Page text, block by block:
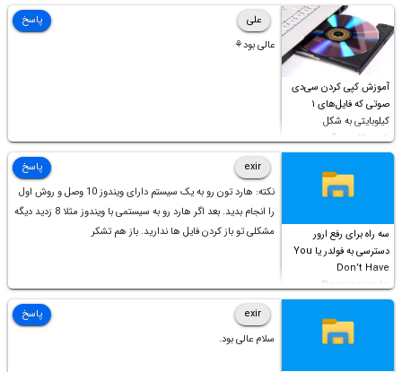
آموزش کپی کردن سی‌دی
صوتی که فایل‌های ۱
کیلوبایتی به شکل
شورت‌کات در آن موجود
است!
علی
عالی بود⚘
پاسخ
سه راه برای رفع ارور
دسترسی به فولدر یا You
Don’t Have
Permission to
Access this folder
exir
نکته: هارد تون رو به یک سیستم دارای ویندوز 10 وصل و روش اول
را انجام بدید. بعد اگر هارد رو به سیستمی با ویندوز مثلا 8 زدید دیگه
مشکلی تو باز کردن فایل ها ندارید. باز هم تشکر
پاسخ
exir
سلام عالی بود.
پاسخ